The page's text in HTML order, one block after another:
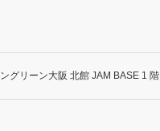
グリーン大阪 北館 JAM BASE 1 階